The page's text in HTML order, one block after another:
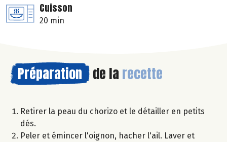
Cuisson
20 min
Préparation de la recette
Retirer la peau du chorizo et le détailler en petits
dés.
Peler et émincer l'oignon, hacher l'ail. Laver et